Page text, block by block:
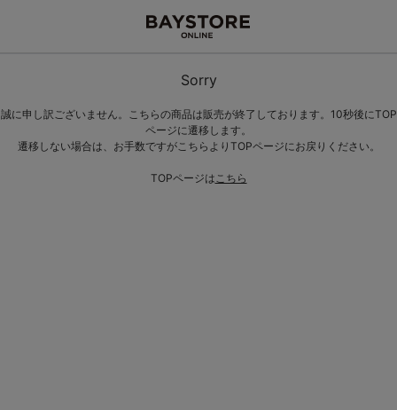
Sorry
誠に申し訳ございません。こちらの商品は販売が終了しております。10秒後にTOP
ページに遷移します。
遷移しない場合は、お手数ですがこちらよりTOPページにお戻りください。
TOPページはこちら